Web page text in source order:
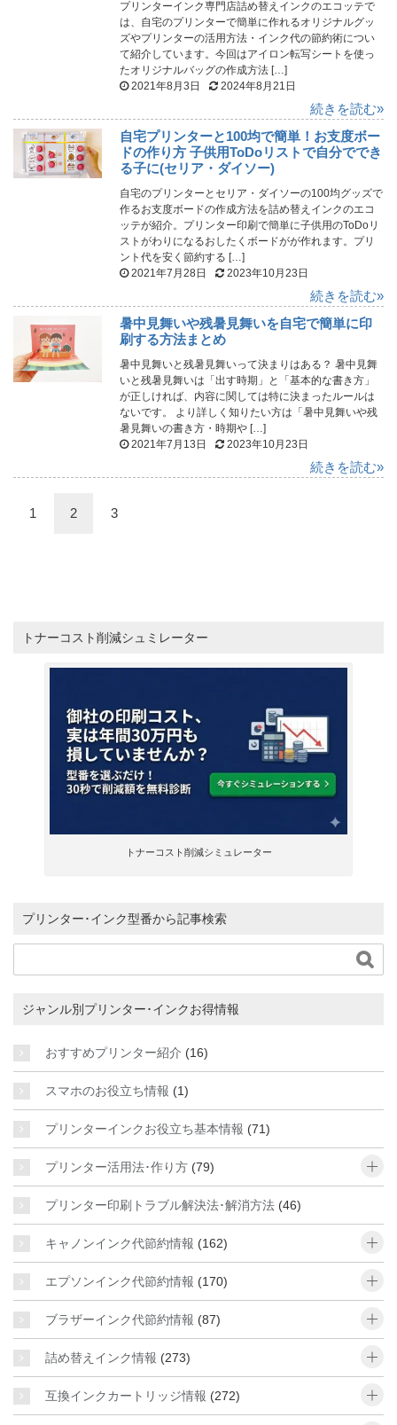
プリンターインク専門店詰め替えインクのエコッテで
は、自宅のプリンターで簡単に作れるオリジナルグッ
ズやプリンターの活用方法・インク代の節約術につい
て紹介しています。今回はアイロン転写シートを使っ
たオリジナルバッグの作成方法 […]
2021年8月3日
2024年8月21日
続きを読む»
自宅プリンターと100均で簡単！お支度ボー
ドの作り方 子供用ToDoリストで自分ででき
る子に(セリア・ダイソー)
自宅のプリンターとセリア・ダイソーの100均グッズで
作るお支度ボードの作成方法を詰め替えインクのエコ
ッテが紹介。プリンター印刷で簡単に子供用のToDoリ
ストがわりになるおしたくボードがが作れます。プリ
ント代を安く節約する […]
2021年7月28日
2023年10月23日
続きを読む»
暑中見舞いや残暑見舞いを自宅で簡単に印
刷する方法まとめ
暑中見舞いと残暑見舞いって決まりはある？ 暑中見舞
いと残暑見舞いは「出す時期」と「基本的な書き方」
が正しければ、内容に関しては特に決まったルールは
ないです。 より詳しく知りたい方は「暑中見舞いや残
暑見舞いの書き方・時期や […]
2021年7月13日
2023年10月23日
続きを読む»
1 2 3
トナーコスト削減シュミレーター
トナーコスト削減シミュレーター
プリンター･インク型番から記事検索

ジャンル別プリンター･インクお得情報
おすすめプリンター紹介 (16)
スマホのお役立ち情報 (1)
プリンターインクお役立ち基本情報 (71)
プリンター活用法･作り方 (79)
プリンター印刷トラブル解決法･解消方法 (46)
キャノンインク代節約情報 (162)
エプソンインク代節約情報 (170)
ブラザーインク代節約情報 (87)
詰め替えインク情報 (273)
互換インクカートリッジ情報 (272)